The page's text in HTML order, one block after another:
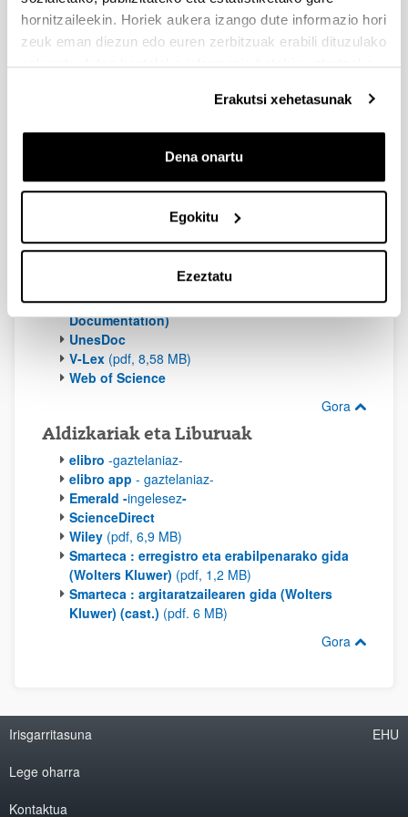
hornitzaileekin. Horiek aukera izango dute informazio hori
zeuk eman diezun edo euren zerbitzuak erabili dituzulako
eskuratu duten bestelako informazio batekin uztartzeko.
Erakutsi xehetasunak
Dena onartu
Egokitu
Ezeztatu
OvidSP Plataforma
Plataforma EbscoHost
Scifinder:
FAQ -Ingelesez-
Scopus:​​​​​​
Tutorialak -ingelesez-
TRID (Transportation Research International
Documentation)
UnesDoc
V-Lex (pdf, 8,58 MB)
Web of Science
Gora
Aldizkariak eta Liburuak
elibro -gaztelaniaz-
elibro app - gaztelaniaz-
Emerald -ingelesez-
ScienceDirect
Wiley (pdf, 6,9 MB)
Smarteca : erregistro eta erabilpenarako gida
(Wolters Kluwer) (pdf, 1,2 MB)
Smarteca : argitaratzailearen gida (Wolters
Kluwer) (cast.) (pdf. 6 MB)
Gora
Irisgarritasuna
Lege oharra
Kontaktua
EHU